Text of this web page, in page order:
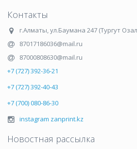
Контакты
г.Алматы,ул.Баумана 247 (Тургут
87017186036@mail.ru
87000808630@mail.ru
+7 (727) 392-36-21
+7 (727) 392-40-43
+7 (700) 080-86-30
instagram zanprint.kz
Новостная рассылка